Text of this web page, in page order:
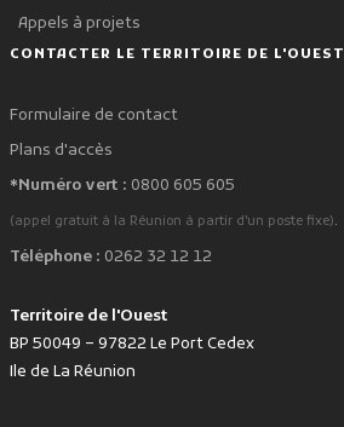
Appels à projets
CONTACTER LE TERRITOIRE DE L'OUEST
Formulaire de contact
Plans d'accès
*Numéro vert : 0800 605 605
(appel gratuit à la Réunion à partir d'un poste fixe).
Téléphone : 0262 32 12 12
Territoire de l'Ouest
BP 50049 – 97822 Le Port Cedex
Ile de La Réunion